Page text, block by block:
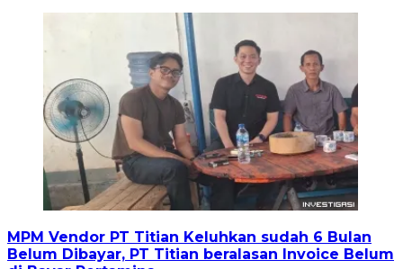
MPM Vendor PT Titian Keluhkan sudah 6 Bulan
Belum Dibayar, PT Titian beralasan Invoice Belum